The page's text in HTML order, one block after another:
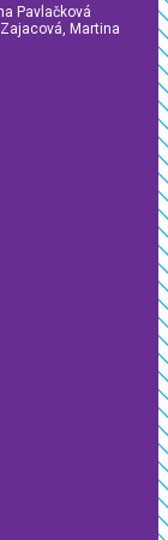
Pavlačková
Martina